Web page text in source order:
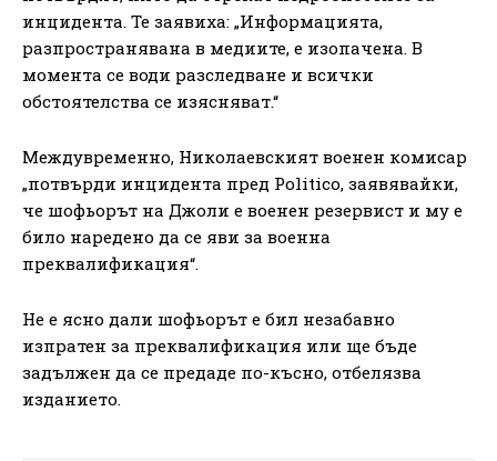
инцидента. Те заявиха: „Информацията,
разпространявана в медиите, е изопачена. В
момента се води разследване и всички
обстоятелства се изясняват.“
Междувременно, Николаевският военен комисар
„потвърди инцидента пред Politico, заявявайки,
че шофьорът на Джоли е военен резервист и му е
било наредено да се яви за военна
преквалификация“.
Не е ясно дали шофьорът е бил незабавно
изпратен за преквалификация или ще бъде
задължен да се предаде по-късно, отбелязва
изданието.